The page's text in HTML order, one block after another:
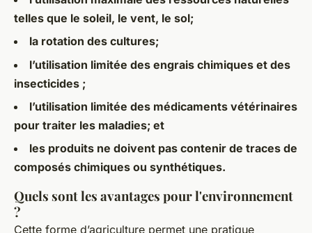
telles que le soleil, le vent, le sol;
la rotation des cultures;
l’utilisation limitée des engrais chimiques et des
insecticides ;
l’utilisation limitée des médicaments vétérinaires
pour traiter les maladies; et
les produits ne doivent pas contenir de traces de
composés chimiques ou synthétiques.
Quels sont les avantages pour l'environnement
?
Cette forme d’agriculture permet une pratique